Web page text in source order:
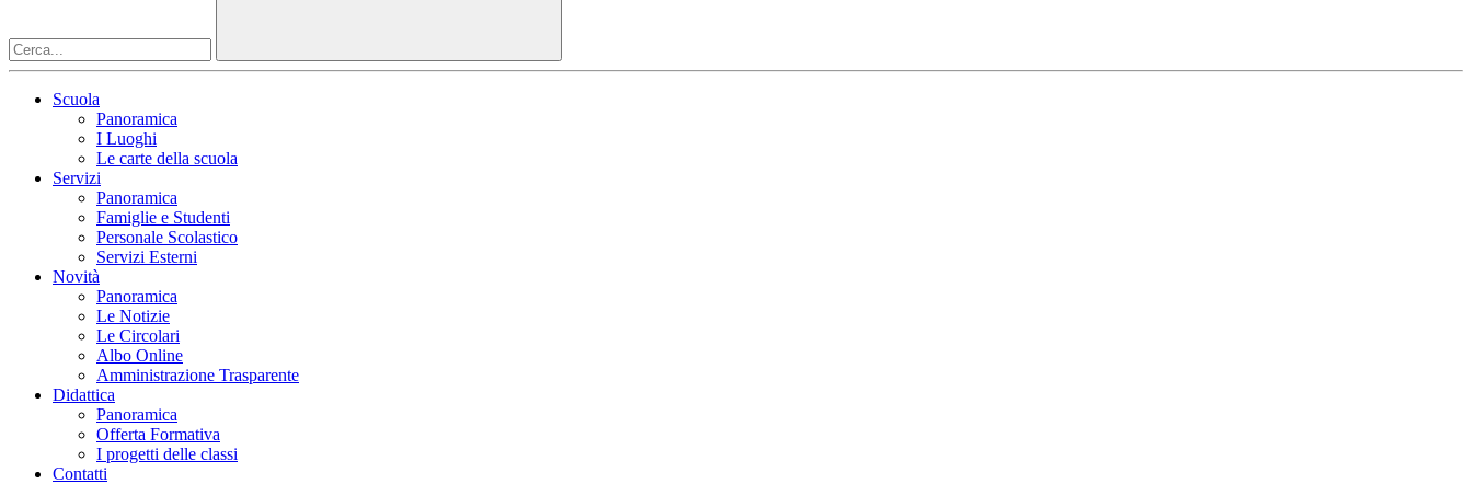
Scuola
Panoramica
I Luoghi
Le carte della scuola
Servizi
Panoramica
Famiglie e Studenti
Personale Scolastico
Servizi Esterni
Novità
Panoramica
Le Notizie
Le Circolari
Albo Online
Amministrazione Trasparente
Didattica
Panoramica
Offerta Formativa
I progetti delle classi
Contatti